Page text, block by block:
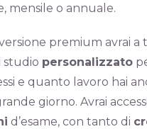
mensile o annuale.
premium avrai a
studio personalizzato
e quanto lavoro hai
giorno. Avrai
d’esame, con tanto di